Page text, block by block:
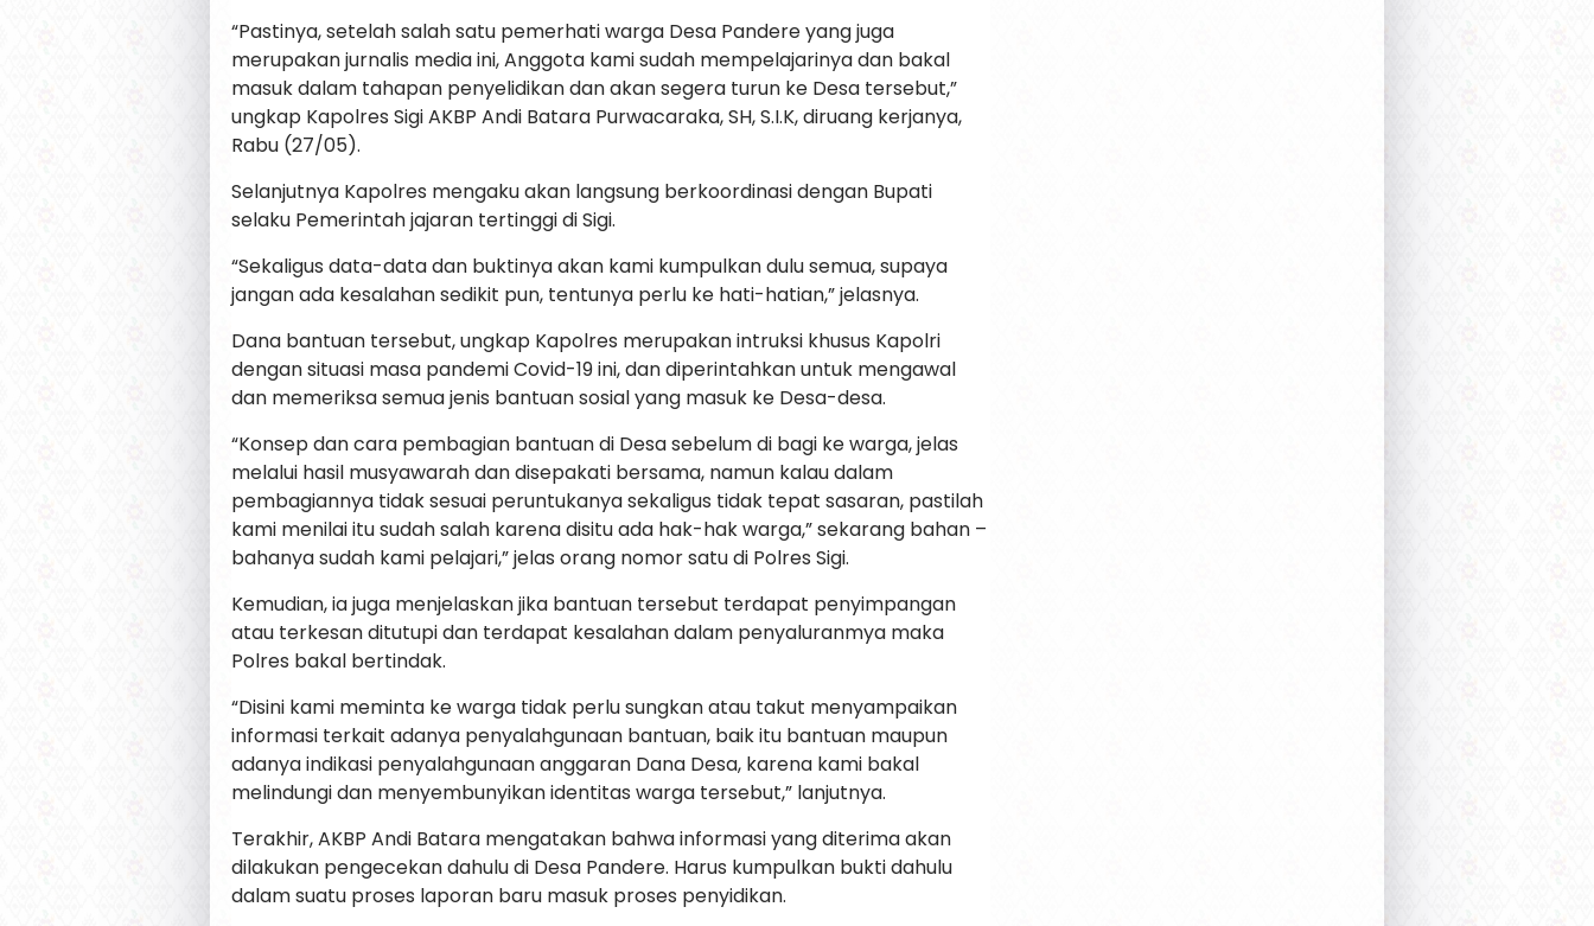
“Pastinya, setelah salah satu pemerhati warga Desa Pandere yang juga
merupakan jurnalis media ini, Anggota kami sudah mempelajarinya dan bakal
masuk dalam tahapan penyelidikan dan akan segera turun ke Desa tersebut,”
ungkap Kapolres Sigi AKBP Andi Batara Purwacaraka, SH, S.I.K, diruang kerjanya,
Rabu (27/05).
Selanjutnya Kapolres mengaku akan langsung berkoordinasi dengan Bupati
selaku Pemerintah jajaran tertinggi di Sigi.
“Sekaligus data-data dan buktinya akan kami kumpulkan dulu semua, supaya
jangan ada kesalahan sedikit pun, tentunya perlu ke hati-hatian,” jelasnya.
Dana bantuan tersebut, ungkap Kapolres merupakan intruksi khusus Kapolri
dengan situasi masa pandemi Covid-19 ini, dan diperintahkan untuk mengawal
dan memeriksa semua jenis bantuan sosial yang masuk ke Desa-desa.
“Konsep dan cara pembagian bantuan di Desa sebelum di bagi ke warga, jelas
melalui hasil musyawarah dan disepakati bersama, namun kalau dalam
pembagiannya tidak sesuai peruntukanya sekaligus tidak tepat sasaran, pastilah
kami menilai itu sudah salah karena disitu ada hak-hak warga,” sekarang bahan –
bahanya sudah kami pelajari,” jelas orang nomor satu di Polres Sigi.
Kemudian, ia juga menjelaskan jika bantuan tersebut terdapat penyimpangan
atau terkesan ditutupi dan terdapat kesalahan dalam penyaluranmya maka
Polres bakal bertindak.
“Disini kami meminta ke warga tidak perlu sungkan atau takut menyampaikan
informasi terkait adanya penyalahgunaan bantuan, baik itu bantuan maupun
adanya indikasi penyalahgunaan anggaran Dana Desa, karena kami bakal
melindungi dan menyembunyikan identitas warga tersebut,” lanjutnya.
Terakhir, AKBP Andi Batara mengatakan bahwa informasi yang diterima akan
dilakukan pengecekan dahulu di Desa Pandere. Harus kumpulkan bukti dahulu
dalam suatu proses laporan baru masuk proses penyidikan.